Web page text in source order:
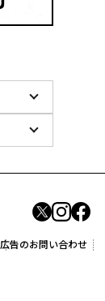
広告のお問い合わせ